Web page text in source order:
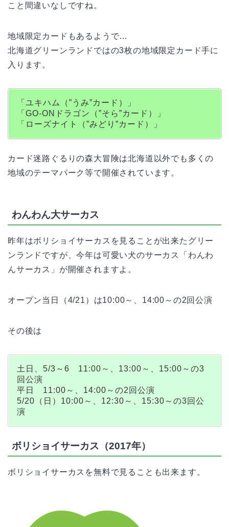
こと間違いなしですね。
地域限定カードもあるようで…
北海道グリーンランドではの3枚の地域限定カード手に
入ります。
「ユキハム（”うみ”カード）」
「GO-ONドラゴン（”そら”カード）」
「ローズナイト（”みどり”カード）」
カード迷路ぐるりの森大冒険は北海道以外でも多くの
地域のテーマパーク等で開催されています。
わんわん大サーカス
昨年はボリショイサーカスを見ることが出来たグリー
ンランドですが、今年は可愛い犬のサーカス「わんわ
んサーカス」が開催されますよ。
オープン当日（4/21）は10:00～、14:00～の2回公演
その後は
土日、5/3～6 11:00～、13:00～、15:00～の3
回公演
平日 11:00～、14:00～の2回公演
5/20（日）10:00～、12:30～、15:30～の3回公
演
ボリショイサーカス（2017年）
ボリショイサーカスを無料で見ることも出来ます。